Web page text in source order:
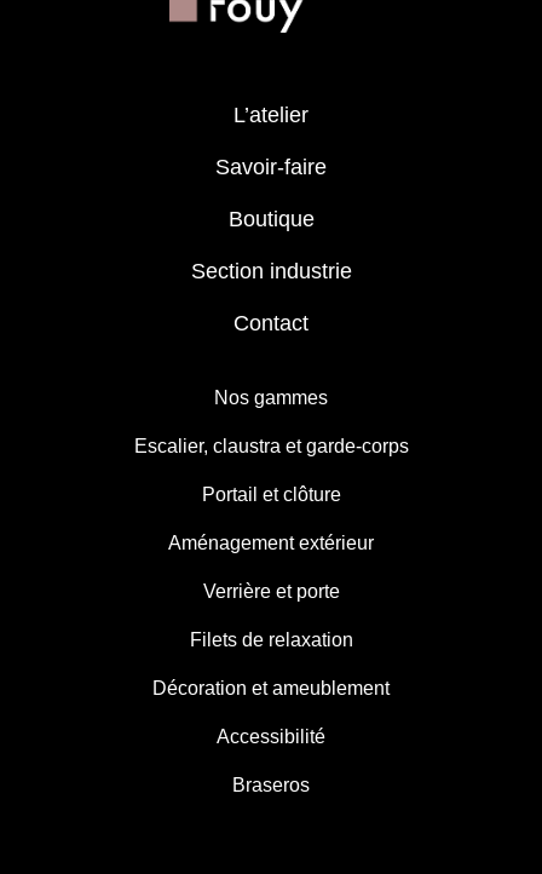
L’atelier
Savoir-faire
Boutique
Section industrie
Contact
Nos gammes
Escalier, claustra et garde-corps
Portail et clôture
Aménagement extérieur
Verrière et porte
Filets de relaxation
Décoration et ameublement
Accessibilité
Braseros